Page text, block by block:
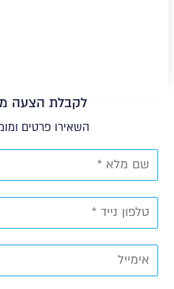
לקבלת הצעה
השאירו פרטים